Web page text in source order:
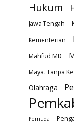
Hukum
Jawa Tengah
Kementerian
Mahfud MD
Mayat Tanpa
Olahraga
Pemuda